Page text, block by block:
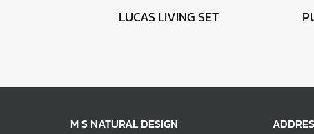
LUCAS LIVING SET
M S NATURAL DESIGN